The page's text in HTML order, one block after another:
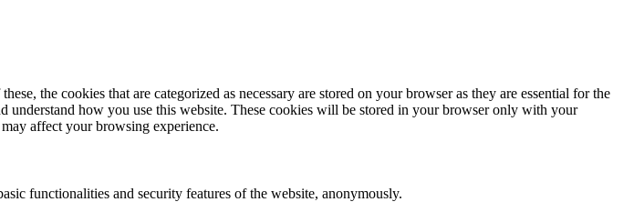
the cookies that are categorized as necessary are stored on your browser as they are essential for the
how you use this website. These cookies will be stored in your browser only with your
affect your browsing experience.
functionalities and security features of the website, anonymously.